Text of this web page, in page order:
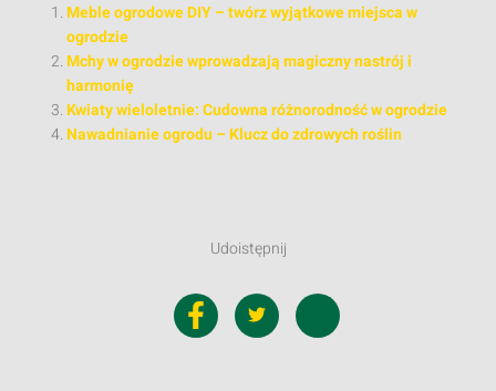
Meble ogrodowe DIY – twórz wyjątkowe miejsca w
ogrodzie
Mchy w ogrodzie wprowadzają magiczny nastrój i
harmonię
Kwiaty wieloletnie: Cudowna różnorodność w ogrodzie
Nawadnianie ogrodu – Klucz do zdrowych roślin
Udoistępnij